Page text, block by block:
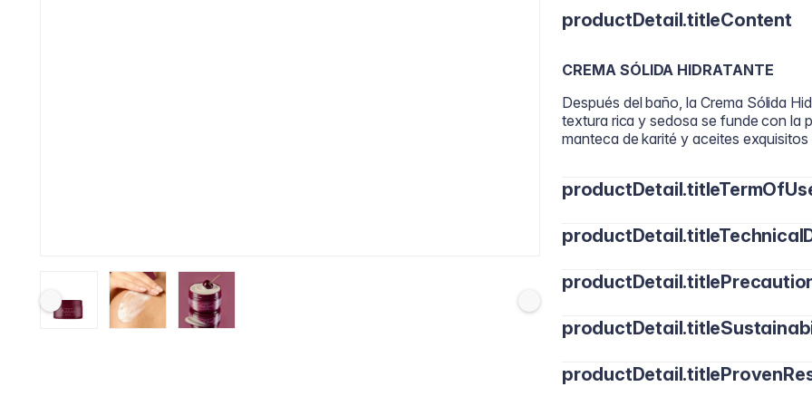
productDetail.titleContent
CREMA SÓLIDA HIDRATANTE
Después del baño, la Crema Sólida
textura rica y sedosa se funde con la
manteca de karité y aceites exquisitos
Aplica la Body Butter con suaves
INGREDIENTES
Water/Aqua, Cetearyl Alcohol,
Butyrosperum Parkii (Shea) Butter,
Sodium Stearoyl Glutamate,
Para uso externo únicamente. En